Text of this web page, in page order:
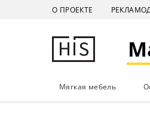
О ПРОЕКТЕ
Мягкая мебель